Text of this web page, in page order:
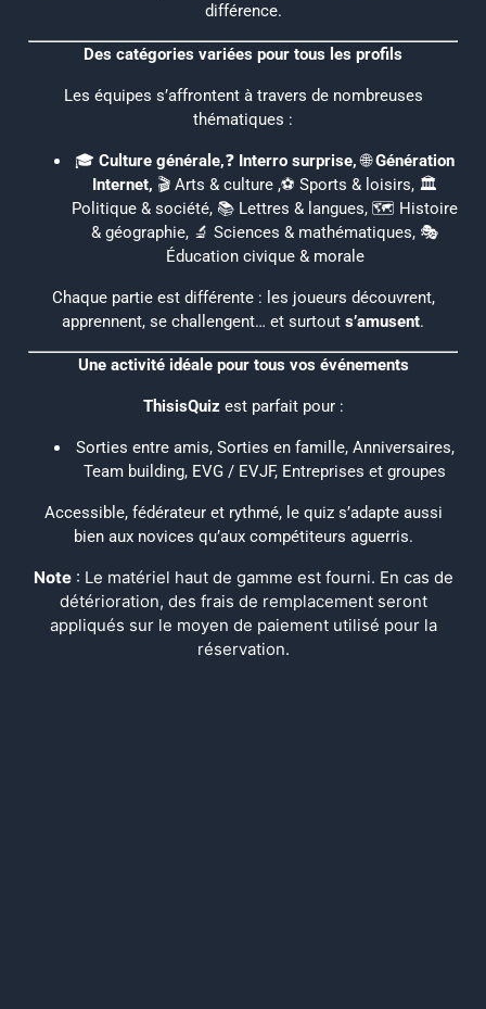
différence.
Des catégories variées pour tous les profils
Les équipes s’affrontent à travers de nombreuses
thématiques :
🎓 Culture générale,❓ Interro surprise,🌐Génération
Internet, 🎬 Arts & culture ,⚽ Sports & loisirs, 🏛️
Politique & société, 📚 Lettres & langues, 🗺️ Histoire
& géographie, 🔬 Sciences & mathématiques, 🎭
Éducation civique & morale
Chaque partie est différente : les joueurs découvrent,
apprennent, se challengent… et surtout s’amusent.
Une activité idéale pour tous vos événements
ThisisQuizest parfait pour :
Sorties entre amis, Sorties en famille, Anniversaires,
Team building, EVG / EVJF, Entreprises et groupes
Accessible, fédérateur et rythmé, le quiz s’adapte aussi
bien aux novices qu’aux compétiteurs aguerris.
Note: Le matériel haut de gamme est fourni. En cas de
détérioration, des frais de remplacement seront
appliqués sur le moyen de paiement utilisé pour la
réservation.